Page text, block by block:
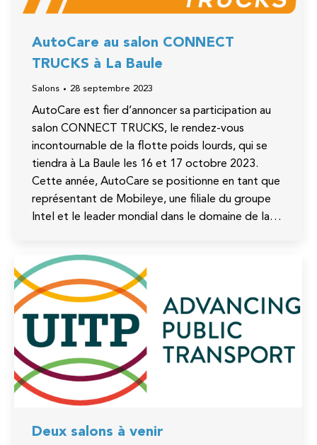
AutoCare au salon CONNECT
TRUCKS à La Baule
Salons 28 septembre 2023
AutoCare est fier d’annoncer sa participation au
salon CONNECT TRUCKS, le rendez-vous
incontournable de la flotte poids lourds, qui se
tiendra à La Baule les 16 et 17 octobre 2023.
Cette année, AutoCare se positionne en tant que
représentant de Mobileye, une filiale du groupe
Intel et le leader mondial dans le domaine de la…
Deux salons à venir